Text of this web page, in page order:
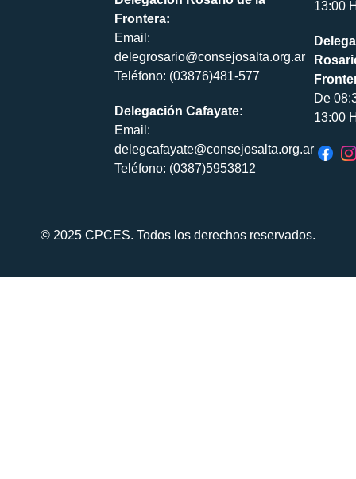
Frontera:
Email:
delegrosario@consejosalta.org.ar
Teléfono: (03876)481-577
Delegación Cafayate:
Email:
delegcafayate@consejosalta.org.ar
Teléfono: (0387)5953812
13:00
De
13:00
© 2025 CPCES. Todos los derechos reservados.